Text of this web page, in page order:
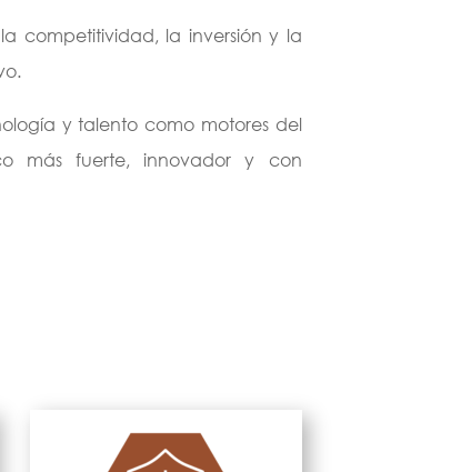
competitividad, la inversión y la
y talento como motores del
más fuerte, innovador y con